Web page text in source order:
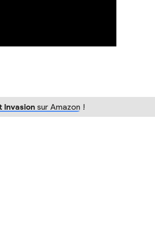
Invasion sur Amazon !